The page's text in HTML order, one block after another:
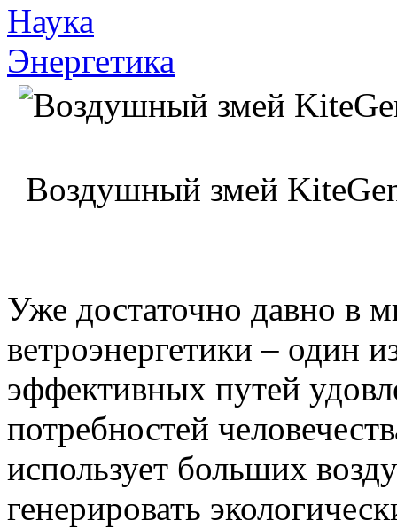
Наука
Энергетика
Воздушный змей
Уже достаточно давно в
ветроэнергетики – один
эффективных путей
потребностей
использует больших
генерировать